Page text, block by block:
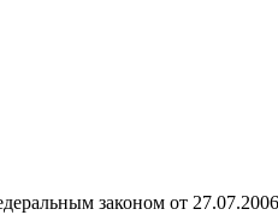
законом от